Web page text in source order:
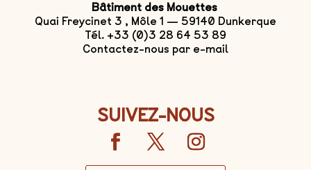
Bâtiment des Mouettes
Quai Freycinet 3 , Môle 1 — 59140 Dunkerque
Tél. +33 (0)3 28 64 53 89
Contactez-nous par e-mail
SUIVEZ-NOUS